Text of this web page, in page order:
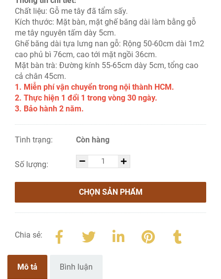
Chất liệu: Gỗ me tây đã tẩm sấy.
Kích thước: Mặt bàn, mặt ghế băng dài làm bằng gỗ
me tây nguyên tấm dày 5cm.
Ghế băng dài tựa lưng nan gỗ: Rộng 50-60cm dài 1m2
cao phủ bì 76cm, cao tới mặt ngồi 36cm.
Mặt bàn trà: Đường kính 55-65cm dày 5cm, tổng cao
cả chân 45cm.
1. Miễn phí vận chuyển trong nội thành HCM.
2. Thực hiện 1 đổi 1 trong vòng 30 ngày.
3. Bảo hành 2 năm.
Tình trạng: Còn hàng
Số lượng:
CHỌN SẢN PHẨM
Chia sẻ:
Mô tả Bình luận